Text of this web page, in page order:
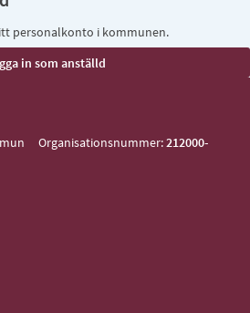
personalkonto i kommunen.
Organisationsnummer:212000-